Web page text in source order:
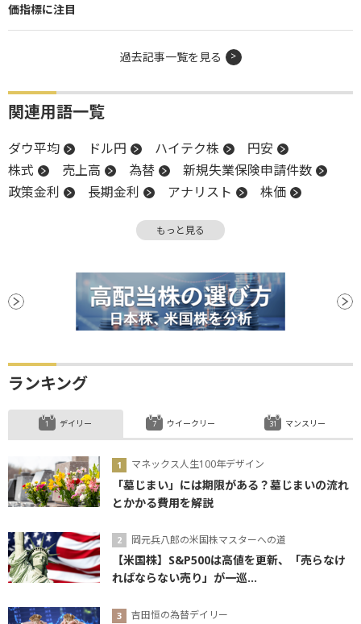
価指標に注目
過去記事一覧を見る
関連用語一覧
ダウ平均 ドル円 ハイテク株
円安
株式
売上高 為替
新規失業保険申請件数
政策金利
長期金利 アナリスト
株価
NASDAQ 一段安
フィラデルフィア連銀製造業景況指数
もっと見る
ランキング
デイリー
マネックス人生100年デザイン
「墓じまい」には期限がある？墓じまいの流れ
とかかる費用を解説
岡元兵八郎の米国株マスターへの道
【米国株】S&P500は高値を更新、「売らなけ
ればならない売り」が一巡...
吉田恒の為替デイリー
ウイークリー マンスリー